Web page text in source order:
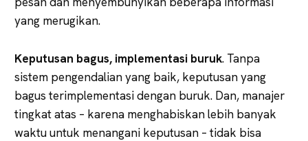
yang merugikan.
Keputusan bagus, implementasi buruk. Tanpa
sistem pengendalian yang baik, keputusan yang
bagus terimplementasi dengan buruk. Dan, manajer
tingkat atas – karena menghabiskan lebih banyak
waktu untuk menangani keputusan – tidak bisa